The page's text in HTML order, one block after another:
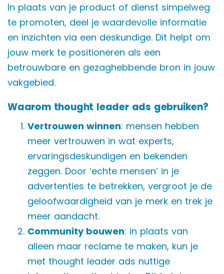
In plaats van je product of dienst simpelweg
te promoten, deel je waardevolle informatie
en inzichten via een deskundige. Dit helpt om
jouw merk te positioneren als een
betrouwbare en gezaghebbende bron in jouw
vakgebied.
Waarom thought leader ads gebruiken?
Vertrouwen winnen: mensen hebben
meer vertrouwen in wat experts,
ervaringsdeskundigen en bekenden
zeggen. Door ‘echte mensen’ in je
advertenties te betrekken, vergroot je de
geloofwaardigheid van je merk en trek je
meer aandacht.
Community bouwen: in plaats van
alleen maar reclame te maken, kun je
met thought leader ads nuttige